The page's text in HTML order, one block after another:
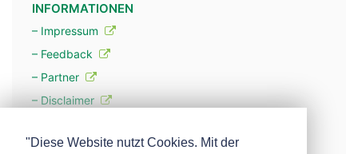
INFORMATIONEN
– Impressum
– Feedback
– Partner
– Disclaimer
"Diese Website nutzt Cookies. Mit der